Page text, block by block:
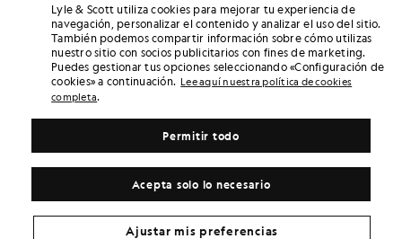
Lyle & Scott utiliza cookies para mejorar tu experiencia de
navegación, personalizar el contenido y analizar el uso del sitio.
También podemos compartir información sobre cómo utilizas
nuestro sitio con socios publicitarios con fines de marketing.
Puedes gestionar tus opciones seleccionando «Configuración de
cookies» a continuación. Lee aquí nuestra política de cookies
completa.
Acepta solo lo necesario
Permitir todo
Ajustar mis preferencias